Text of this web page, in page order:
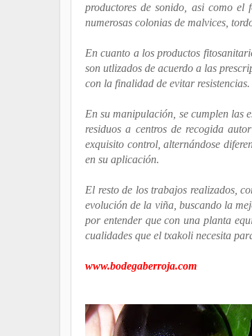
productores de sonido, asi como el
numerosas colonias de malvices,
En cuanto a los productos
son utlizados de acuerdo a las
con la finalidad de evitar resistencias.
En su manipulación, se cumplen las
residuos a centros de recogida
exquisito control, alternándose
en su aplicación.
El resto de los trabajos realizados,
evolución de la viña, buscando la
por entender que con una planta
cualidades que el txakoli necesita
www.bodegaberroja.com